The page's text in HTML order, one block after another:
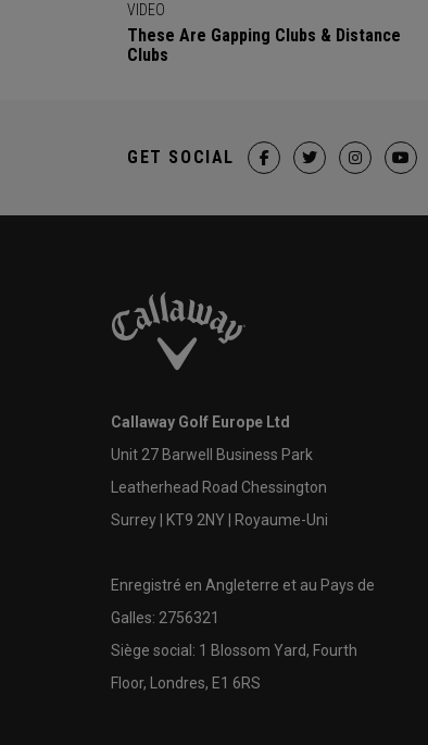
VIDEO
These Are Gapping Clubs & Distance
Clubs
GET SOCIAL
Callaway Golf Europe Ltd
Unit 27 Barwell Business Park
Leatherhead Road Chessington
Surrey | KT9 2NY | Royaume-Uni
Enregistré en Angleterre et au Pays de
Galles: 2756321
Siège social: 1 Blossom Yard, Fourth
Floor, Londres, E1 6RS